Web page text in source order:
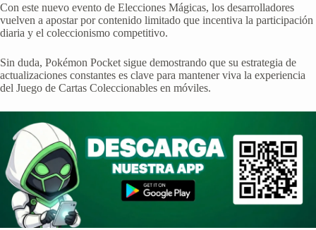
Con este nuevo evento de Elecciones Mágicas, los desarrolladores
vuelven a apostar por contenido limitado que incentiva la participación
diaria y el coleccionismo competitivo.
Sin duda, Pokémon Pocket sigue demostrando que su estrategia de
actualizaciones constantes es clave para mantener viva la experiencia
del Juego de Cartas Coleccionables en móviles.